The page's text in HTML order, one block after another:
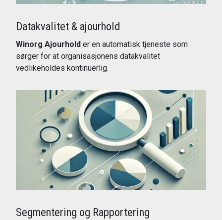
Datakvalitet & ajourhold
Winorg Ajourhold er en automatisk tjeneste som
sørger for at organisasjonens datakvalitet
vedlikeholdes kontinuerlig.
Segmentering og Rapportering